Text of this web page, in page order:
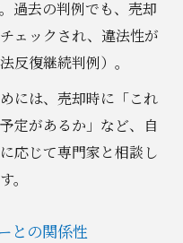
過去の判例でも、売却
ェックされ、違法性が
反復継続判例）。
には、売却時に「これ
定があるか」など、自
応じて専門家と相談し
。
との関係性